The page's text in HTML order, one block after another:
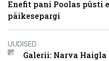
Enefit pani Poolas püsti
päikesepargi
UUDISED
Galerii: Narva